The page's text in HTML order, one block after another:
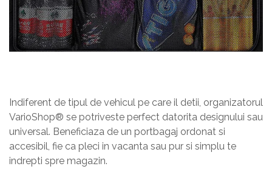
Indiferent de tipul de vehicul pe care il detii, organizatorul
VarioShop® se potriveste perfect datorita designului sau
universal. Beneficiaza de un portbagaj ordonat si
accesibil, fie ca pleci in vacanta sau pur si simplu te
indrepti spre magazin.